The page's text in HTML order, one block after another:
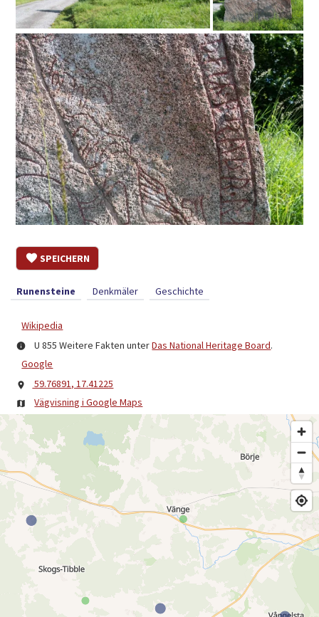
SPEICHERN
Runensteine Denkmäler Geschichte
Wikipedia
U 855 Weitere Fakten unterDas National Heritage Board.
Google
59.76891, 17.41225
Vägvisning i Google Maps